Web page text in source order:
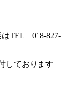
はTEL 018-827-
しております